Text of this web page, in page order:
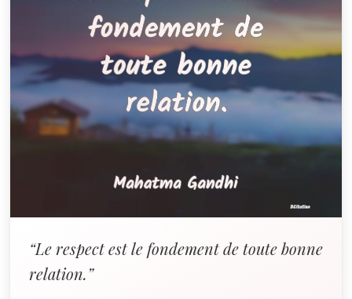
“Le respect est le fondement de toute bonne
relation.”